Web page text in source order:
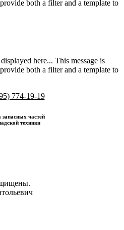
both a filter and a template to
here... This message is
both a filter and a template to
774-19-19
частей
техники